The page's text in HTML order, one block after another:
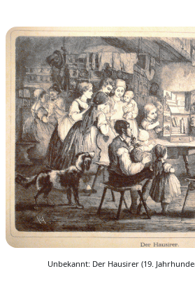
Unbekannt: Der Hausirer (19.